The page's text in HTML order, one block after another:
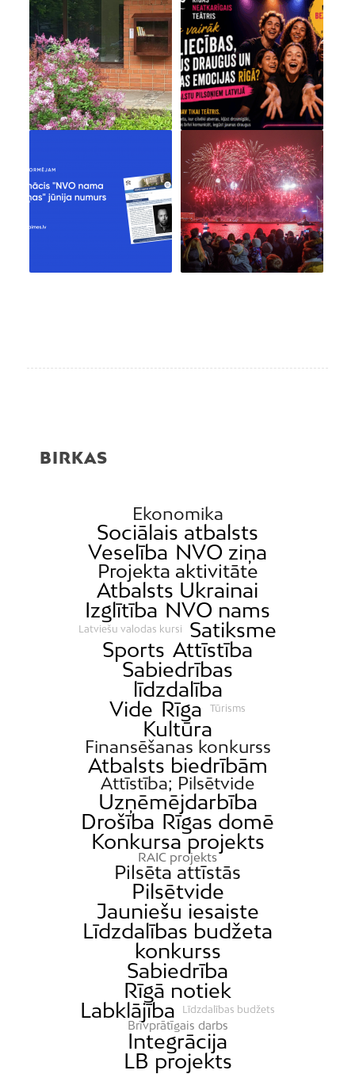
BIRKAS
Ekonomika
Sociālais atbalsts
Veselība NVO ziņa
Projekta aktivitāte
Atbalsts Ukrainai
Izglītība NVO nams
Latviešu valodas kursi
Satiksme
Sports Attīstība
Sabiedrības
līdzdalība
Vide Rīga Tūrisms
Kultūra
Finansēšanas konkurss
Atbalsts biedrībām
Attīstība; Pilsētvide
Uzņēmējdarbība
Drošība Rīgas domē
Konkursa projekts
RAIC projekts
Pilsēta attīstās
Pilsētvide
Jauniešu iesaiste
Līdzdalības budžeta
konkurss
Sabiedrība
Rīgā notiek
Labklājība
Līdzdalības budžets
Brīvprātīgais darbs
Integrācija
LB projekts